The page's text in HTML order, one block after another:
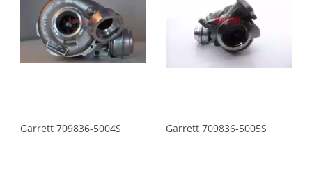
Garrett 709836-5004S Garrett 709836-5005S